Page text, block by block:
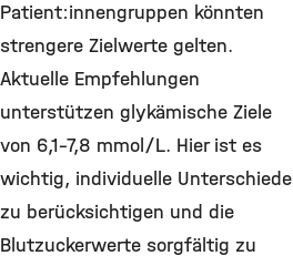
Patient:innengruppen könnten
strengere Zielwerte gelten.
Aktuelle Empfehlungen
unterstützen glykämische Ziele
von 6,1–7,8 mmol/L. Hier ist es
wichtig, individuelle Unterschiede
zu berücksichtigen und die
Blutzuckerwerte sorgfältig zu